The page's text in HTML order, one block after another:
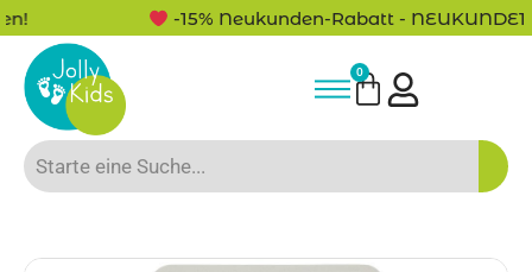
-15% Neukunden-Rabatt - NEUKUNDE15
0